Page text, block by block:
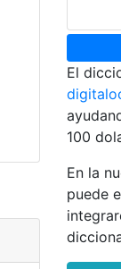
El
100
En la
puede